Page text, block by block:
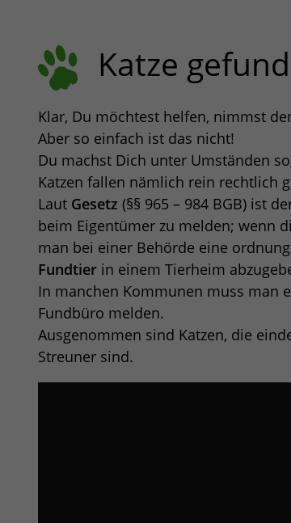
Katze
Klar, Du möchtest helfen, nimmst
Aber so einfach ist das nicht!
Du machst Dich unter Umständen
Katzen fallen nämlich rein rechtlich
Laut Gesetz (§§ 965 – 984 BGB) ist
beim Eigentümer zu melden; wenn
man bei einer Behörde eine
Fundtier in einem Tierheim
In manchen Kommunen muss man
Fundbüro melden.
Ausgenommen sind Katzen, die
Streuner sind.